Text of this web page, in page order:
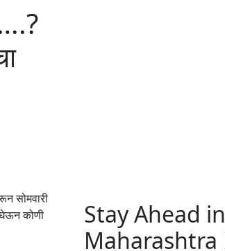
सोमवारी
घेऊन कोणी
Stay Ahead in
Maharashtra